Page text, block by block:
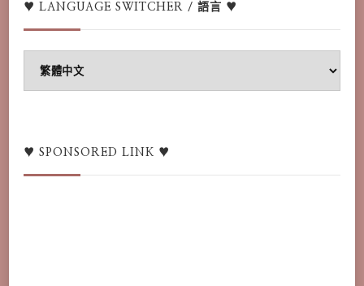
♥ LANGUAGE SWITCHER / 語言 ♥
語
言
♥ SPONSORED LINK ♥